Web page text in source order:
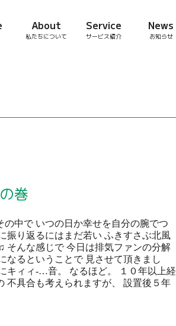
About
私たちについて
Service
サービス紹介
News
お知らせ
巻
中で いつの日か幸せを自分の腕でつ
振り返るにはまだ若い ふきすさぶ北風
そんな感じで 今日は排気ファンの分解
なるということで 見させて頂きまし
キィィ‐…音。 なるほど。 １０年以上経
不具合も考えられますが、 設置後５年